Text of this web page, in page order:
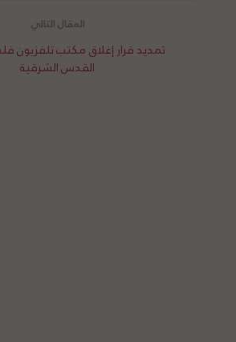
تمديد قرار إغلاق مكتب
القدس الشرقية